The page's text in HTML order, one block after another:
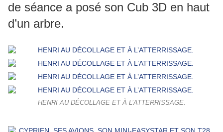
de séance a posé son Cub 3D en haut
d’un arbre.
HENRI AU DÉCOLLAGE ET À L’ATTERRISSAGE.